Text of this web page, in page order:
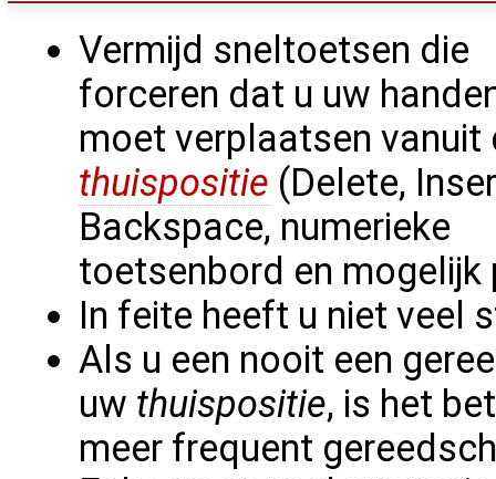
Vermijd sneltoetsen die
forceren dat u uw
moet verplaatsen
thuispositie (Delete,
Backspace, numerieke
toetsenbord en mogelijk
In feite heeft u niet veel
Als u een nooit een
uw thuispositie, is het
meer frequent